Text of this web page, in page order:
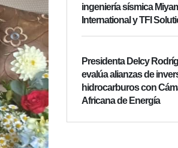
ingeniería sísmica
International y TFI
Presidenta Delcy
evalúa alianzas de
hidrocarburos con
Africana de Energía